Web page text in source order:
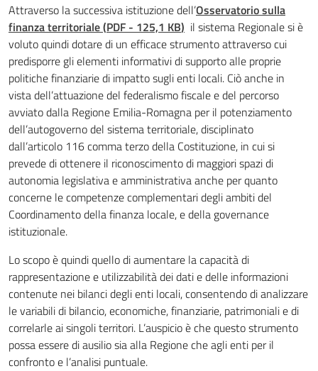
Novità
Leggi Atti Bandi
Piani Programmi
Progetti
Attraverso la successiva istituzione dell’Osservatorio sulla
finanza territoriale(PDF - 125,1 KB) il sistema Regionale si è
voluto quindi dotare di un efficace strumento attraverso cui
predisporre gli elementi informativi di supporto alle proprie
politiche finanziarie di impatto sugli enti locali. Ciò anche in
vista dell’attuazione del federalismo fiscale e del percorso
avviato dalla Regione Emilia-Romagna per il potenziamento
dell’autogoverno del sistema territoriale, disciplinato
dall’articolo 116 comma terzo della Costituzione, in cui si
prevede di ottenere il riconoscimento di maggiori spazi di
autonomia legislativa e amministrativa anche per quanto
concerne le competenze complementari degli ambiti del
Coordinamento della finanza locale, e della governance
istituzionale.
Lo scopo è quindi quello di aumentare la capacità di
rappresentazione e utilizzabilità dei dati e delle informazioni
contenute nei bilanci degli enti locali, consentendo di analizzare
le variabili di bilancio, economiche, finanziarie, patrimoniali e di
correlarle ai singoli territori. L’auspicio è che questo strumento
possa essere di ausilio sia alla Regione che agli enti per il
confronto e l’analisi puntuale.